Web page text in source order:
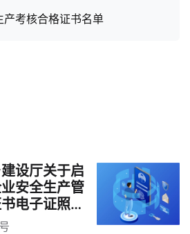
考核合格证书名单
设厅关于启
安全生产管
电子证照的